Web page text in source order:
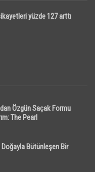
yüzde 127 arttı
Özgün Saçak Formu
The Pearl
Bütünleşen Bir